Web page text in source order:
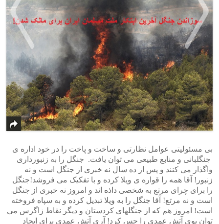
بی مسئولیتی عوامل نظارتی و ساخت و پاخت را در خود اداره ی
جنگلبانی و منابع طبیعی می توان یافت. جنگل را به زنبورداری
واگذار می کنند و پس از ده سال نه خبری از جنگل است و نه
زنبور! آقا همه را قواره ی ویلا کرده و با تفکیک می فروشد!جنگل
را برای چرای مرتع به شخصی داذه اند و امروز نه خبری از جنگل
است و نه مرتع! آقا جنگل را به ویلا تبدیل کرده و به سپاه فروخته
است! امروز هم که از جنگلهای کردستان و دیگر نقاط زاگرس می
توان بوی آتش عمدی را حس کرد! آری آتش عمدی برای ایجاد
<
>